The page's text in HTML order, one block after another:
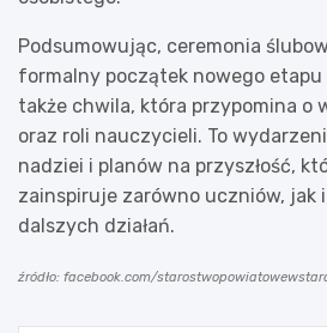
Podsumowując, ceremonia
formalny początek nowego
także chwila, która przypomina o
oraz roli nauczycieli. To
nadziei i planów na przyszłość,
zainspiruje zarówno uczniów, jak
dalszych działań.
źródło: facebook.com/